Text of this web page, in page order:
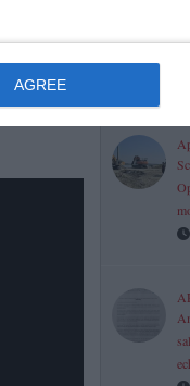
AGREE